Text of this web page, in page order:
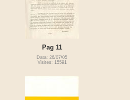
Pag 11
Data: 26/07/05
Visites: 15591